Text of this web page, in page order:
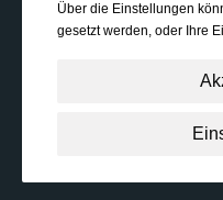
Über die Einstellungen
gesetzt werden, oder Ihre
Unbedingt erforderlich:
um grundlegende